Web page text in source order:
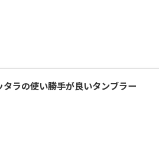
ラの使い勝手が良いタンブラー